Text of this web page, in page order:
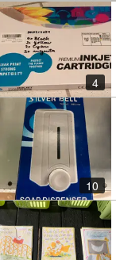
4
10